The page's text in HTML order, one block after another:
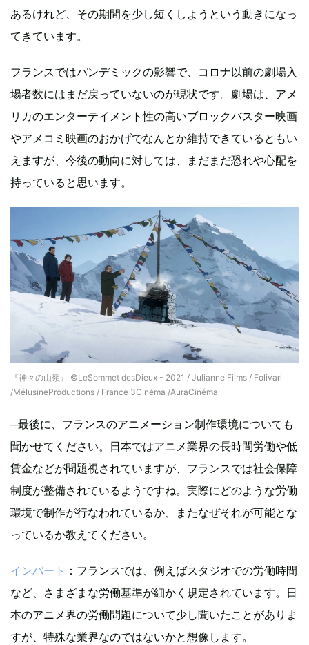
あるけれど、その期間を少し短くしようという動きになっ
てきています。
フランスではパンデミックの影響で、コロナ以前の劇場入
場者数にはまだ戻っていないのが現状です。劇場は、アメ
リカのエンターテイメント性の高いブロックバスター映画
やアメコミ映画のおかげでなんとか維持できているともい
えますが、今後の動向に対しては、まだまだ恐れや心配を
持っていると思います。
『神々の山嶺』 ©LeSommet desDieux - 2021 / Julianne Films / Folivari
/MélusineProductions / France 3Cinéma /AuraCinéma
─最後に、フランスのアニメーション制作環境についても
聞かせてください。日本ではアニメ業界の長時間労働や低
賃金などが問題視されていますが、フランスでは社会保障
制度が整備されているようですね。実際にどのような労働
環境で制作が行なわれているか、またなぜそれが可能とな
っているか教えてください。
インバート ：フランスでは、例えばスタジオでの労働時間
など、さまざまな労働基準が細かく規定されています。日
本のアニメ界の労働問題について少し聞いたことがありま
すが、特殊な業界なのではないかと想像します。